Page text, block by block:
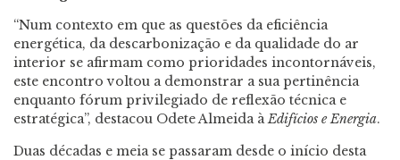
“Num contexto em que as questões da eficiência
energética, da descarbonização e da qualidade do ar
interior se afirmam como prioridades incontornáveis,
este encontro voltou a demonstrar a sua pertinência
enquanto fórum privilegiado de reflexão técnica e
estratégica”, destacou Odete Almeida àEdifícios e Energia.
Duas décadas e meia se passaram desde o início desta